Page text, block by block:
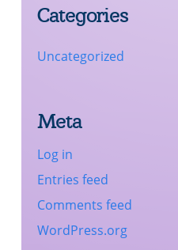
Categories
Uncategorized
Meta
Log in
Entries feed
Comments feed
WordPress.org